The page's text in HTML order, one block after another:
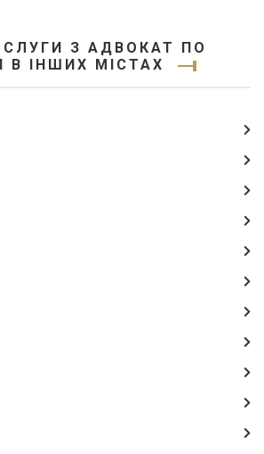
З АДВОКАТ ПО
В ІНШИХ МІСТАХ